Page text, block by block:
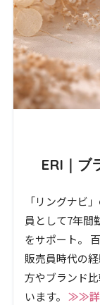
ERI｜ブ
「リングナビ
員として7年間
をサポート。
販売員時代の
方やブランド
います。 ≫≫詳